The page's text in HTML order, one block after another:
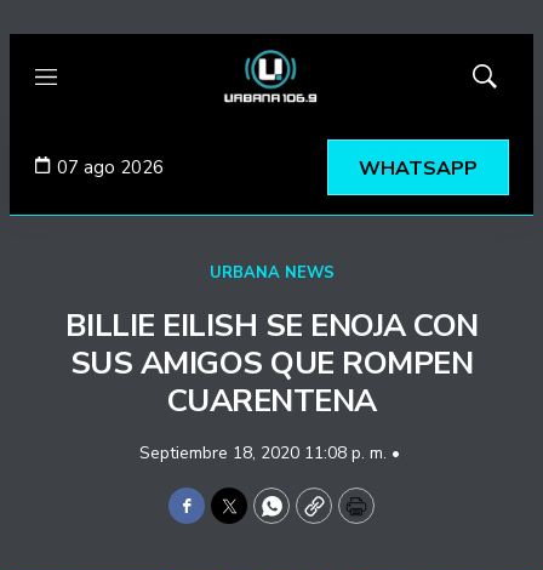
Menú
Mostrar
07 ago 2026 WHATSAPP
URBANA NEWS
BILLIE EILISH SE ENOJA CON
SUS AMIGOS QUE ROMPEN
CUARENTENA
Septiembre 18, 2020 11:08 p. m. •
Facebook
TwitterWhatsApp
CopyPrint